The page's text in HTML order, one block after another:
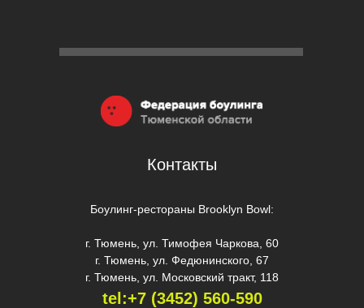
Контакты
Боулинг-рестораны Brooklyn Bowl:
г. Тюмень, ул. Тимофея Чаркова, 60
г. Тюмень, ул. Федюнинского, 67
г. Тюмень, ул. Московский тракт, 118
tel:+7 (3452) 560-590